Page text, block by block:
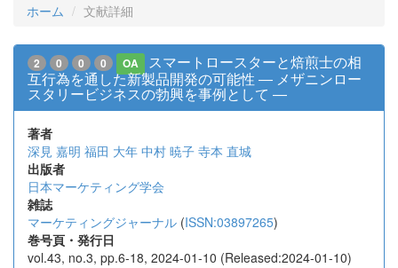
ホーム 文献詳細
2 0 0 0 OA
スマートロースターと焙煎士の相
互行為を通した新製品開発の可能性 ― メザニンロー
スタリービジネスの勃興を事例として ―
著者
深見 嘉明 福田 大年 中村 暁子 寺本 直城
出版者
日本マーケティング学会
雑誌
マーケティングジャーナル (ISSN:03897265)
巻号頁・発行日
vol.43, no.3, pp.6-18, 2024-01-10 (Released:2024-01-10)